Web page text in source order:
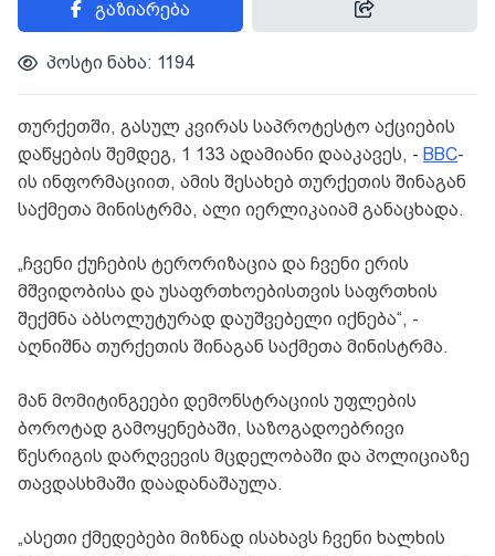
გაზიარება
პოსტი ნახა: 1194
თურქეთში, გასულ კვირას საპროტესტო აქციების
დაწყების შემდეგ, 1 133 ადამიანი დააკავეს, - BBC-
ის ინფორმაციით, ამის შესახებ თურქეთის შინაგან
საქმეთა მინისტრმა, ალი იერლიკაიამ განაცხადა.
„ჩვენი ქუჩების ტერორიზაცია და ჩვენი ერის
მშვიდობისა და უსაფრთხოებისთვის საფრთხის
შექმნა აბსოლუტურად დაუშვებელი იქნება“, -
აღნიშნა თურქეთის შინაგან საქმეთა მინისტრმა.
მან მომიტინგეები დემონსტრაციის უფლების
ბოროტად გამოყენებაში, საზოგადოებრივი
წესრიგის დარღვევის მცდელობაში და პოლიციაზე
თავდასხმაში დაადანაშაულა.
„ასეთი ქმედებები მიზნად ისახავს ჩვენი ხალხის